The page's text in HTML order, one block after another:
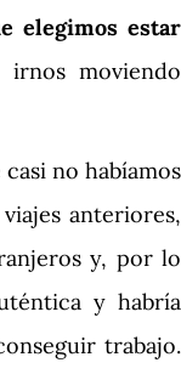
elegimos estar
moviendo
no habíamos
anteriores,
y, por lo
y habría
trabajo.